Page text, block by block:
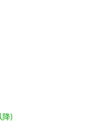
降)